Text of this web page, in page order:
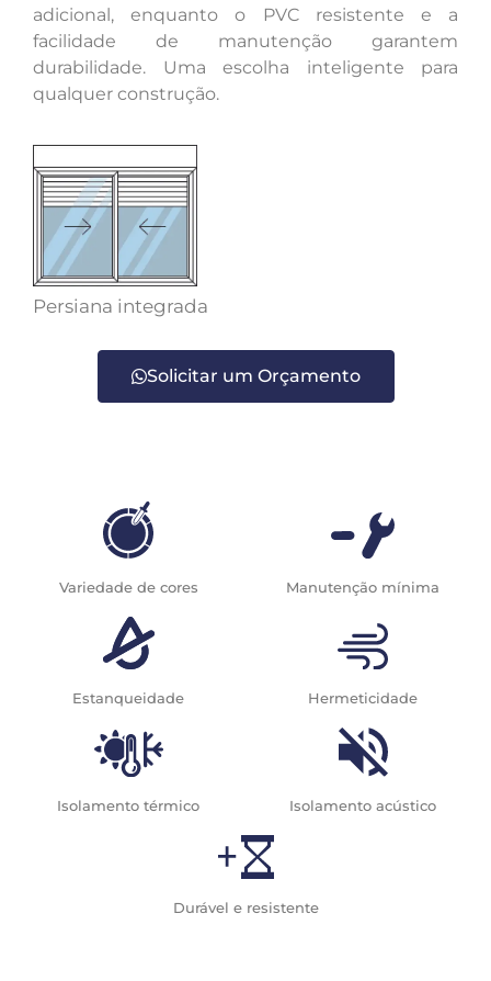
adicional, enquanto o PVC resistente e a
facilidade de manutenção garantem
durabilidade. Uma escolha inteligente para
qualquer construção.
Persiana integrada
Solicitar um Orçamento
Variedade de cores Manutenção mínima
Estanqueidade Hermeticidade
Isolamento térmico Isolamento acústico
Durável e resistente